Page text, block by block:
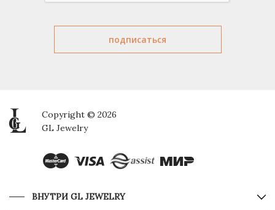
Copyright © 2026
GL Jewelry
ВНУТРИ GL JEWELRY